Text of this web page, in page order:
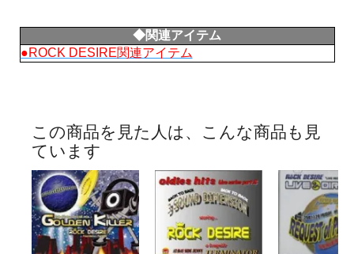
◆関連アイテム
●ROCK DESIRE関連アイテム
この商品を見た人は、こんな商品も見
ています